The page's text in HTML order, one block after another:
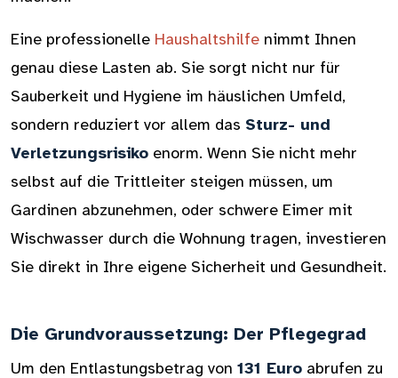
Eine professionelle Haushaltshilfe nimmt Ihnen
genau diese Lasten ab. Sie sorgt nicht nur für
Sauberkeit und Hygiene im häuslichen Umfeld,
sondern reduziert vor allem das Sturz- und
Verletzungsrisiko enorm. Wenn Sie nicht mehr
selbst auf die Trittleiter steigen müssen, um
Gardinen abzunehmen, oder schwere Eimer mit
Wischwasser durch die Wohnung tragen, investieren
Sie direkt in Ihre eigene Sicherheit und Gesundheit.
Die Grundvoraussetzung: Der Pflegegrad
Um den Entlastungsbetrag von 131 Euro abrufen zu